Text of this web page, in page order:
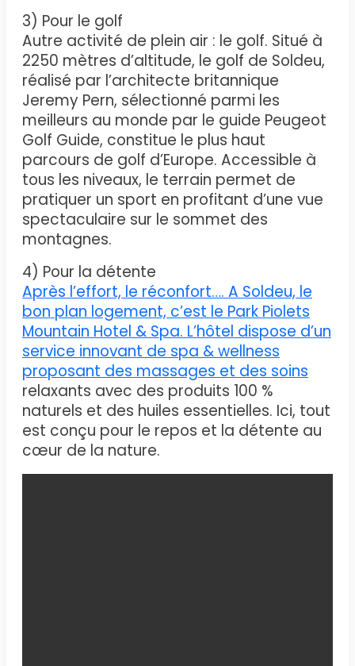
3) Pour le golf
Autre activité de plein air : le golf. Situé à
2250 mètres d’altitude, le golf de Soldeu,
réalisé par l’architecte britannique
Jeremy Pern, sélectionné parmi les
meilleurs au monde par le guide Peugeot
Golf Guide, constitue le plus haut
parcours de golf d’Europe. Accessible à
tous les niveaux, le terrain permet de
pratiquer un sport en profitant d’une vue
spectaculaire sur le sommet des
montagnes.
4) Pour la détente
Après l’effort, le réconfort…. A Soldeu, le
bon plan logement, c’est le Park Piolets
Mountain Hotel & Spa. L’hôtel dispose d’un
service innovant de spa & wellness
proposant des massages et des soins
relaxants avec des produits 100 %
naturels et des huiles essentielles. Ici, tout
est conçu pour le repos et la détente au
cœur de la nature.